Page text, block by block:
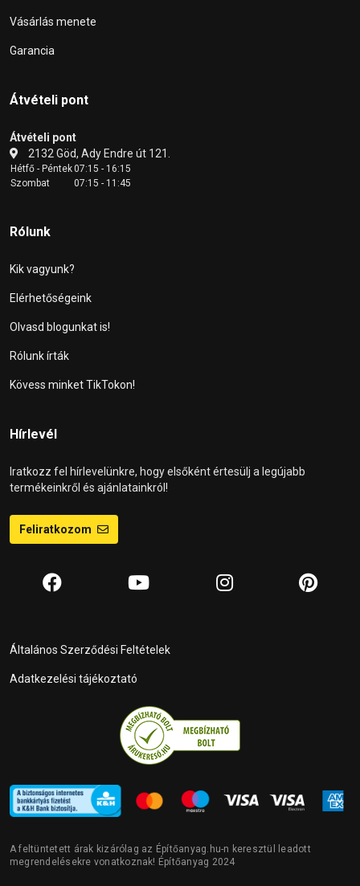
Vásárlás menete
Garancia
Átvételi pont
Átvételi pont
2132 Göd, Ady Endre út 121.
Hétfő - Péntek07:15 - 16:15
Szombat
07:15 - 11:45
Rólunk
Kik vagyunk?
Elérhetőségeink
Olvasd blogunkat is!
Rólunk írták
Kövess minket TikTokon!
Hírlevél
Iratkozz fel hírlevelünkre, hogy elsőként értesülj a legújabb
termékeinkről és ajánlatainkról!
Feliratkozom
Általános Szerződési Feltételek
Adatkezelési tájékoztató
A feltüntetett árak kizárólag az Építőanyag.hu-n keresztül leadott
megrendelésekre vonatkoznak! Építőanyag 2024